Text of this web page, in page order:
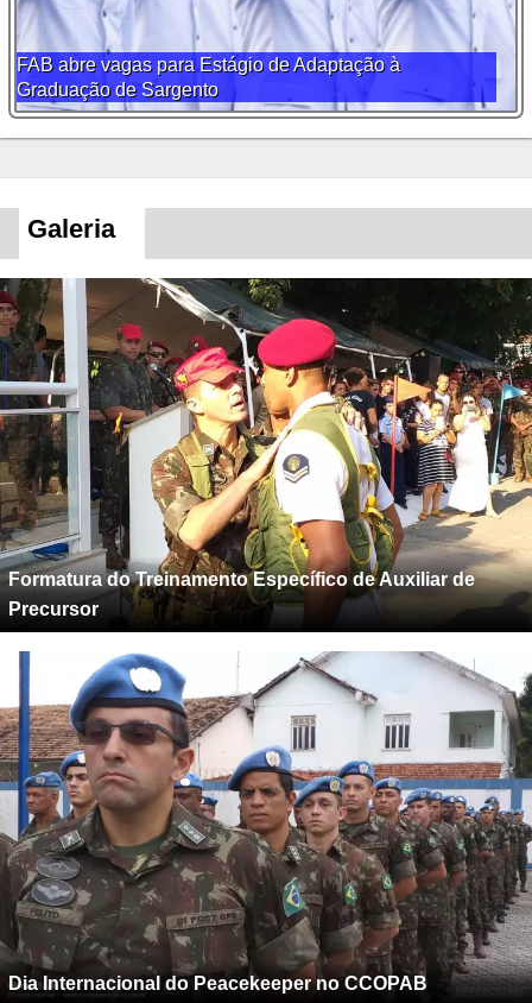
FAB abre vagas para Estágio de Adaptação à
Graduação de Sargento
Galeria
Formatura do Treinamento Específico de Auxiliar de
Precursor
Dia Internacional do Peacekeeper no CCOPAB